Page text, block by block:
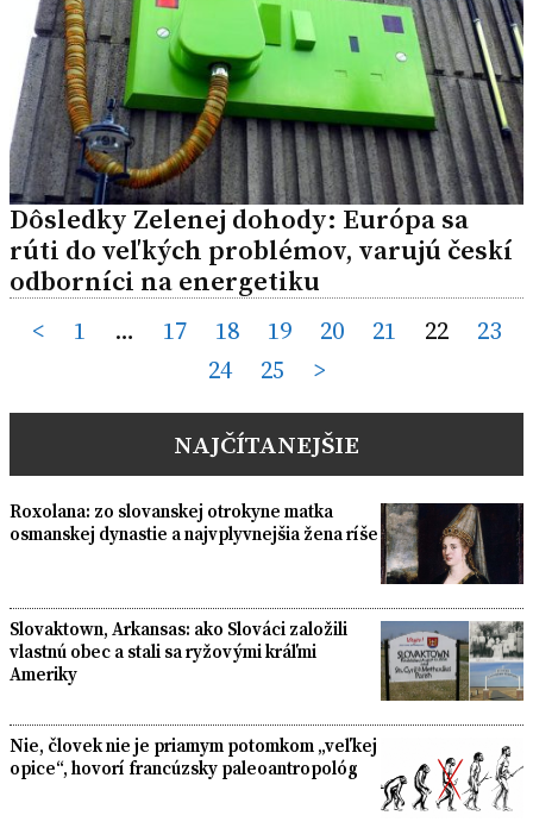
Dôsledky Zelenej dohody: Európa sa
rúti do veľkých problémov, varujú českí
odborníci na energetiku
Posts
< 1 … 17 18 19 20 21 22
23
24
25 >
NAJČÍTANEJŠIE
Roxolana: zo slovanskej otrokyne matka
osmanskej dynastie a najvplyvnejšia žena ríše
Slovaktown, Arkansas: ako Slováci založili
vlastnú obec a stali sa ryžovými kráľmi
Ameriky
Nie, človek nie je priamym potomkom „veľkej
opice“, hovorí francúzsky paleoantropológ